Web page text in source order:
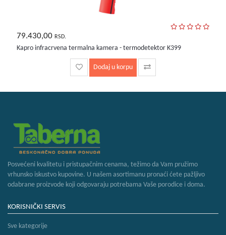
79.430,00 RSD.
Kapro infracrvena termalna kamera - termodetektor K399
Dodaj u korpu
Posvećeni kvalitetu i pristupačnim cenama, težimo da Vam pružimo
vrhunsko iskustvo kupovine. U našem asortimanu pronaći ćete pažljivo
odabrane proizvode koji odgovaraju potrebama Vaše porodice i doma.
KORISNIČKI SERVIS
Sve kategorije